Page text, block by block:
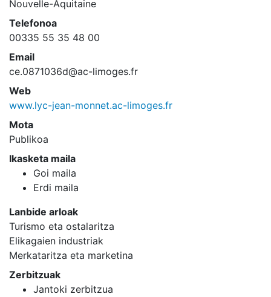
Nouvelle-Aquitaine
Telefonoa
00335 55 35 48 00
Email
ce.0871036d@ac-limoges.fr
Web
www.lyc-jean-monnet.ac-limoges.fr
Mota
Publikoa
Ikasketa maila
Goi maila
Erdi maila
Lanbide arloak
Turismo eta ostalaritza
Elikagaien industriak
Merkataritza eta marketina
Zerbitzuak
Jantoki zerbitzua